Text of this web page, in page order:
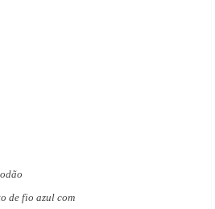
de fio azul com